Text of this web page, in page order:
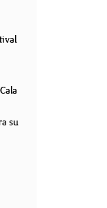
su